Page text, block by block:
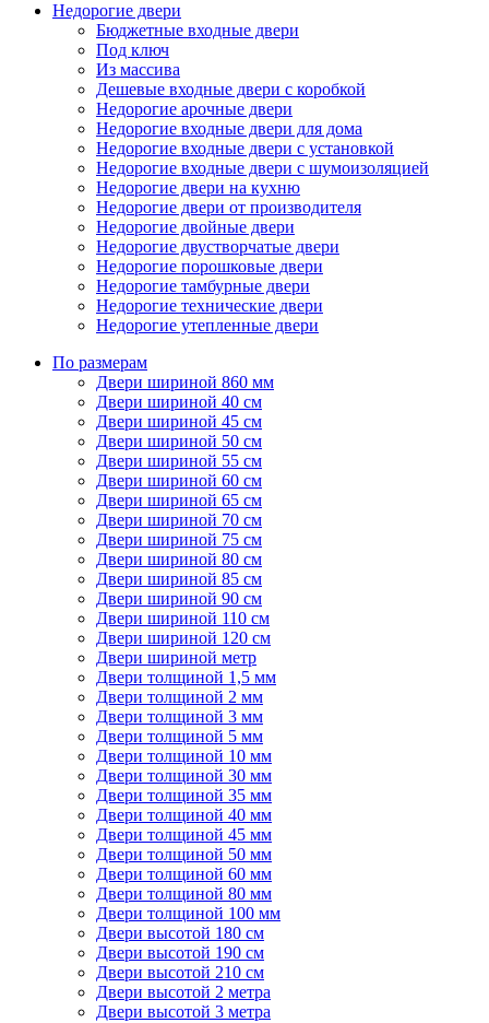
Недорогие двери
Бюджетные входные двери
Под ключ
Из массива
Дешевые входные двери с коробкой
Недорогие арочные двери
Недорогие входные двери для дома
Недорогие входные двери с установкой
Недорогие входные двери с шумоизоляцией
Недорогие двери на кухню
Недорогие двери от производителя
Недорогие двойные двери
Недорогие двустворчатые двери
Недорогие порошковые двери
Недорогие тамбурные двери
Недорогие технические двери
Недорогие утепленные двери
По размерам
Двери шириной 860 мм
Двери шириной 40 см
Двери шириной 45 см
Двери шириной 50 см
Двери шириной 55 см
Двери шириной 60 см
Двери шириной 65 см
Двери шириной 70 см
Двери шириной 75 см
Двери шириной 80 см
Двери шириной 85 см
Двери шириной 90 см
Двери шириной 110 см
Двери шириной 120 см
Двери шириной метр
Двери толщиной 1,5 мм
Двери толщиной 2 мм
Двери толщиной 3 мм
Двери толщиной 5 мм
Двери толщиной 10 мм
Двери толщиной 30 мм
Двери толщиной 35 мм
Двери толщиной 40 мм
Двери толщиной 45 мм
Двери толщиной 50 мм
Двери толщиной 60 мм
Двери толщиной 80 мм
Двери толщиной 100 мм
Двери высотой 180 см
Двери высотой 190 см
Двери высотой 210 см
Двери высотой 2 метра
Двери высотой 3 метра